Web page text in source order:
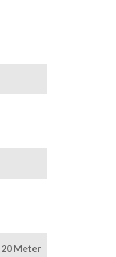
20 Meter